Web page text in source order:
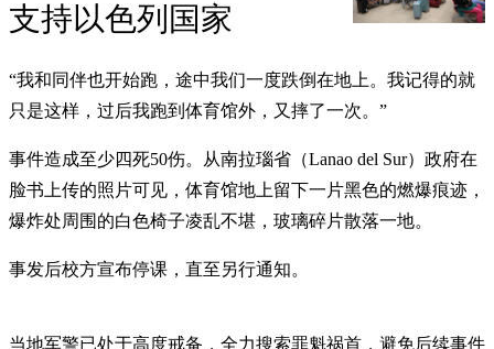
支持以色列国家
“我和同伴也开始跑，途中我们一度跌倒在地上。我记得的就
只是这样，过后我跑到体育馆外，又摔了一次。”
事件造成至少四死50伤。从南拉瑙省（Lanao del Sur）政府在
脸书上传的照片可见，体育馆地上留下一片黑色的燃爆痕迹，
爆炸处周围的白色椅子凌乱不堪，玻璃碎片散落一地。
事发后校方宣布停课，直至另行通知。
当地军警已处于高度戒备，全力搜索罪魁祸首，避免后续事件